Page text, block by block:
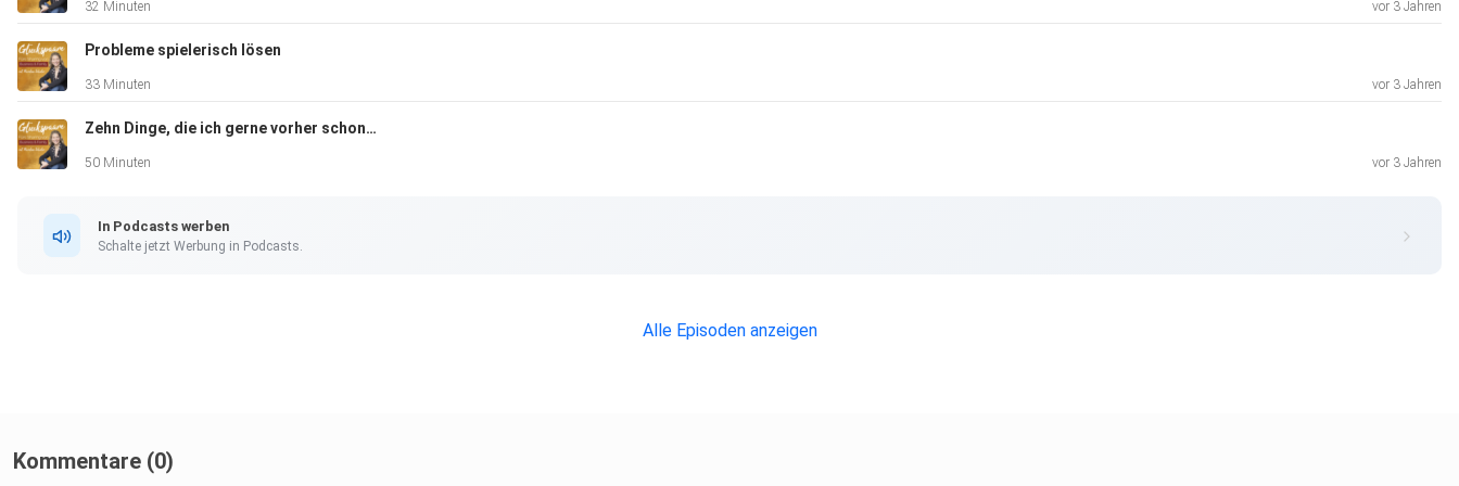
32 Minuten vor 3 Jahren
Probleme spielerisch lösen
33 Minuten vor 3 Jahren
Zehn Dinge, die ich gerne vorher schon gewusst hätte
50 Minuten vor 3 Jahren
In Podcasts werben
Schalte jetzt Werbung in Podcasts.
Alle Episoden anzeigen
Kommentare (0)